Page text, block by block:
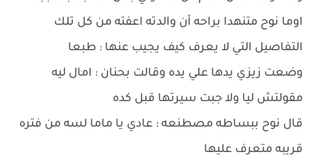
اوما نوح متنهدا براحه أن والدته اعفته من كل تلك
التفاصيل التي لا يعرف كيف يجيب عنها : طبعا
وضعت زيزي يدها علي يده وقالت بحنان : امال ليه
مقولتش ليا ولا جبت سيرتها قبل كده
قال نوح ببساطه مصطنعه : عادي يا ماما لسه من فتره
قريبه متعرف عليها